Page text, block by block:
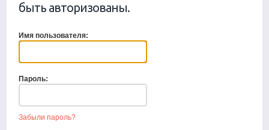
быть авторизованы.
Имя пользователя:
Пароль:
Забыли пароль?